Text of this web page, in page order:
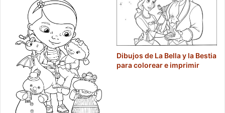
Dibujos de La Bella y la Bestia
para colorear e imprimir